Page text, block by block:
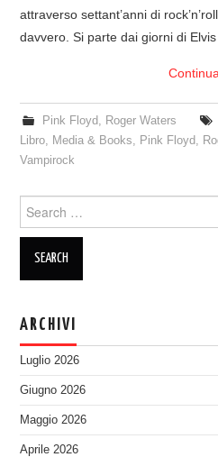
CONTATTI
PINKFLOYDIANE
POLICY/COOKIES
attraverso settant’anni di
davvero. Si parte dai giorni di
Continua
Pink Floyd, Roger Waters
Libro, Media & Books, Pink Floyd,
Vampirock
for:
ARCHIVI
Luglio 2026
Giugno 2026
Maggio 2026
Aprile 2026